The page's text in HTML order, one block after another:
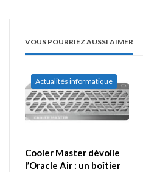
VOUS POURRIEZ AUSSI AIMER
Actualités informatique
Cooler Master dévoile
l’Oracle Air : un boîtier